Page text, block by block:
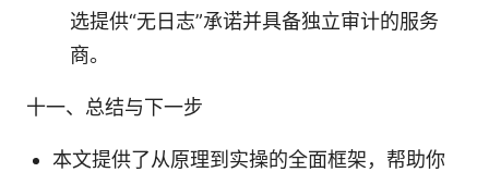
选提供“无日志”承诺并具备独立审计的服务
商。
十一、总结与下一步
本文提供了从原理到实操的全面框架，帮助你